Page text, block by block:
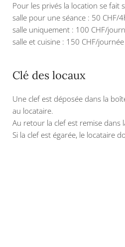
Pour les privés la location se fait
salle pour une séance : 50 CHF/
salle uniquement : 100 CHF/
salle et cuisine : 150 CHF/
Clé des locaux
Une clef est déposée dans la
au locataire.
Au retour la clef est remise dans
Si la clef est égarée, le locataire